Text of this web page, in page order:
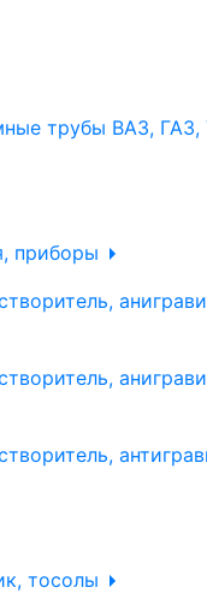
трубы ВАЗ, ГАЗ,
приборы
тосолы